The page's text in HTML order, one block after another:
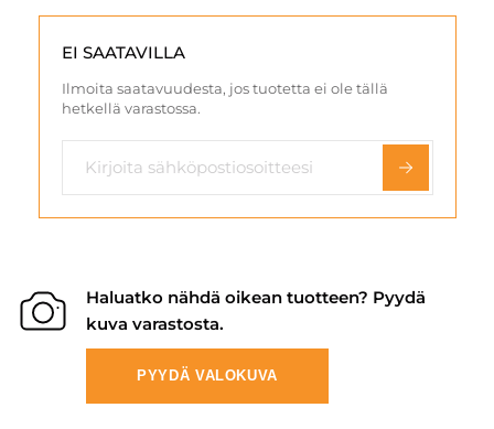
EI SAATAVILLA
Ilmoita saatavuudesta, jos tuotetta ei ole tällä
hetkellä varastossa.
Haluatko nähdä oikean tuotteen? Pyydä
kuva varastosta.
PYYDÄ VALOKUVA